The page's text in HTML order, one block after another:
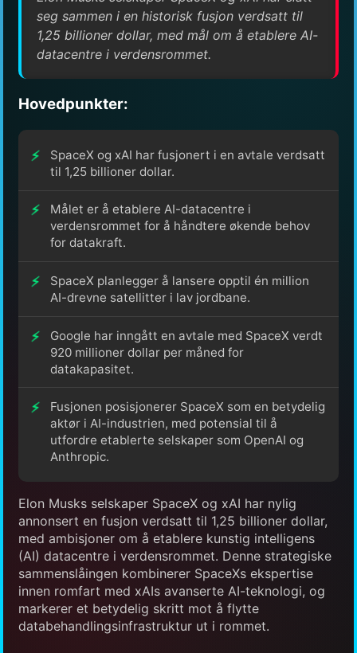
seg sammen i en historisk fusjon verdsatt til
1,25 billioner dollar, med mål om å etablere AI-
datacentre i verdensrommet.
Hovedpunkter:
SpaceX og xAI har fusjonert i en avtale verdsatt
til 1,25 billioner dollar.
Målet er å etablere AI-datacentre i
verdensrommet for å håndtere økende behov
for datakraft.
SpaceX planlegger å lansere opptil én million
AI-drevne satellitter i lav jordbane.
Google har inngått en avtale med SpaceX verdt
920 millioner dollar per måned for
datakapasitet.
Fusjonen posisjonerer SpaceX som en betydelig
aktør i AI-industrien, med potensial til å
utfordre etablerte selskaper som OpenAI og
Anthropic.
Elon Musks selskaper SpaceX og xAI har nylig
annonsert en fusjon verdsatt til 1,25 billioner dollar,
med ambisjoner om å etablere kunstig intelligens
(AI) datacentre i verdensrommet. Denne strategiske
sammenslåingen kombinerer SpaceXs ekspertise
innen romfart med xAIs avanserte AI-teknologi, og
markerer et betydelig skritt mot å flytte
databehandlingsinfrastruktur ut i rommet.